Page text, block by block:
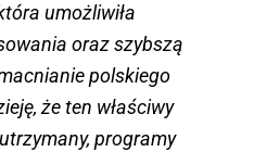
umożliwiła
oraz szybszą
polskiego
że ten właściwy
programy